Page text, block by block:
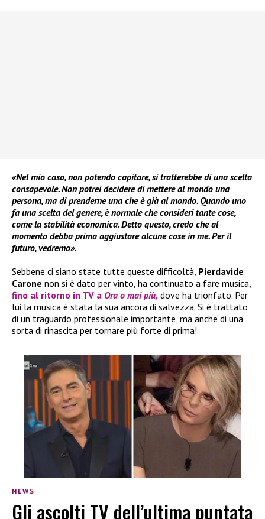
«Nel mio caso, non potendo capitare, si tratterebbe di una scelta
consapevole. Non potrei decidere di mettere al mondo una
persona, ma di prenderne una che è già al mondo. Quando uno
fa una scelta del genere, è normale che consideri tante cose,
come la stabilità economica. Detto questo, credo che al
momento debba prima aggiustare alcune cose in me. Per il
futuro, vedremo».
Sebbene ci siano state tutte queste difficoltà, Pierdavide
Carone non si è dato per vinto, ha continuato a fare musica,
fino al ritorno in TV a Ora o mai più, dove ha trionfato. Per
lui la musica è stata la sua ancora di salvezza. Si è trattato
di un traguardo professionale importante, ma anche di una
sorta di rinascita per tornare più forte di prima!
NEWS
Gli ascolti TV dell’ultima puntata